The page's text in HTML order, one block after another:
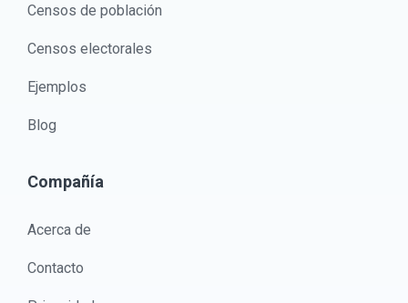
Censos de población
Censos electorales
Ejemplos
Blog
Compañía
Acerca de
Contacto